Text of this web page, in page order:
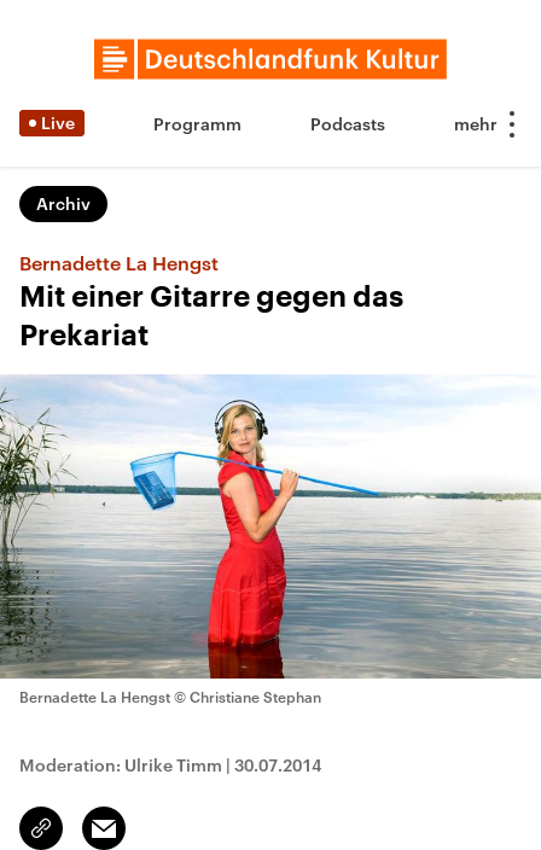
Live Programm Podcasts
Archiv
Bernadette La Hengst
Mit einer Gitarre gegen das
Prekariat
Bernadette La Hengst © Christiane Stephan
Moderation: Ulrike Timm | 30.07.2014
Link
kopieren/teilen
Email